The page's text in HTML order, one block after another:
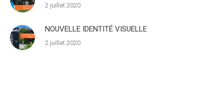
2 juillet 2020
NOUVELLE IDENTITÉ VISUELLE
2 juillet 2020